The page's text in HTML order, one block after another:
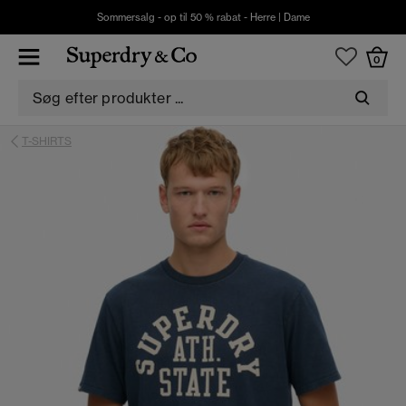
Sommersalg - op til 50 % rabat - Herre| Dame
0
T-SHIRTS